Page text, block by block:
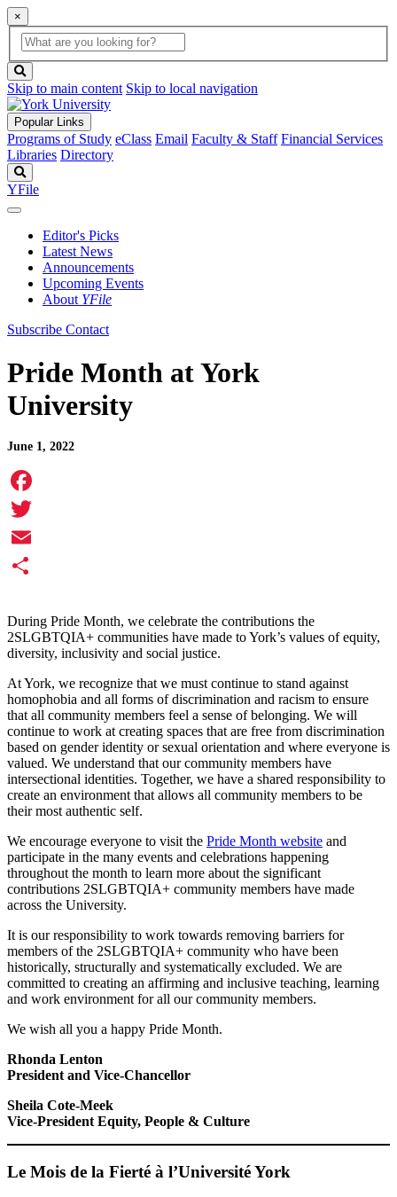
×
Global
Search
search
box
button
Skip to main content Skip to local navigation
Popular Links
Programs of Study eClass Email Faculty & Staff Financial Services
Libraries Directory
YFile
Editor's Picks
Latest News
Announcements
Upcoming Events
About YFile
Subscribe Contact
Pride Month at York
University
June 1, 2022
Facebook
Twitter
Email
During Pride Month, we celebrate the contributions the
2SLGBTQIA+ communities have made to York’s values of equity,
diversity, inclusivity and social justice.
At York, we recognize that we must continue to stand against
homophobia and all forms of discrimination and racism to ensure
that all community members feel a sense of belonging. We will
continue to work at creating spaces that are free from discrimination
based on gender identity or sexual orientation and where everyone is
valued. We understand that our community members have
intersectional identities. Together, we have a shared responsibility to
create an environment that allows all community members to be
their most authentic self.
We encourage everyone to visit the Pride Month website and
participate in the many events and celebrations happening
throughout the month to learn more about the significant
contributions 2SLGBTQIA+ community members have made
across the University.
It is our responsibility to work towards removing barriers for
members of the 2SLGBTQIA+ community who have been
historically, structurally and systematically excluded. We are
committed to creating an affirming and inclusive teaching, learning
and work environment for all our community members.
We wish all you a happy Pride Month.
Rhonda Lenton
President and Vice-Chancellor
Sheila Cote-Meek
Vice-President Equity, People & Culture
Le Mois de la Fierté à l’Université York